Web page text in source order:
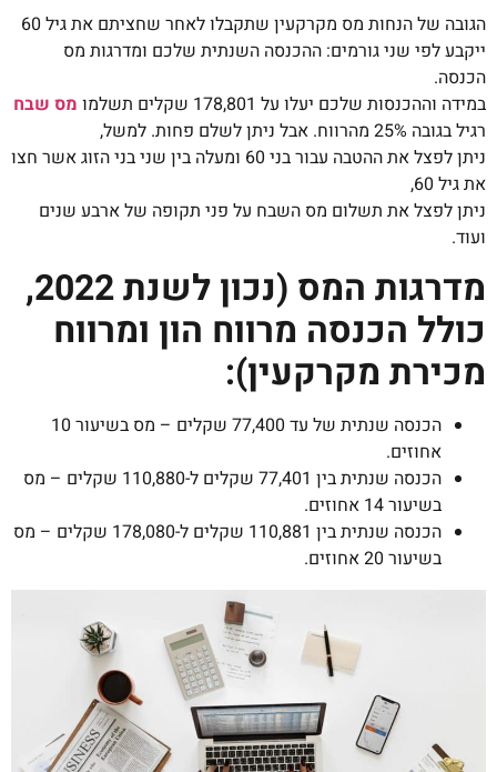
הגובה של הנחות מס מקרקעין שתקבלו לאחר שחציתם את גיל 60
ייקבע לפי שני גורמים: ההכנסה השנתית שלכם ומדרגות מס
הכנסה.
במידה וההכנסות שלכם יעלו על 178,801 שקלים תשלמו
מס שבח
רגיל בגובה 25% מהרווח. אבל ניתן לשלם פחות. למשל,
ניתן לפצל את ההטבה עבור בני 60 ומעלה בין שני בני הזוג אשר חצו
את גיל 60,
ניתן לפצל את תשלום מס השבח על פני תקופה של ארבע שנים
ועוד.
מדרגות המס (נכון לשנת 2022,
כולל הכנסה מרווח הון ומרווח
מכירת מקרקעין):
הכנסה שנתית של עד 77,400 שקלים – מס בשיעור 10
אחוזים.
הכנסה שנתית בין 77,401 שקלים ל-110,880 שקלים – מס
בשיעור 14 אחוזים.
הכנסה שנתית בין 110,881 שקלים ל-178,080 שקלים – מס
בשיעור 20 אחוזים.